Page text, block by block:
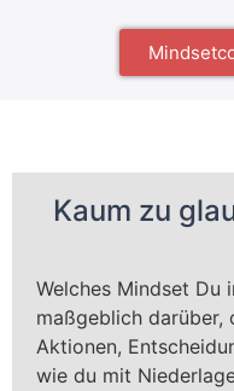
Kaum zu
Welches Mindset Du
maßgeblich
Aktionen,
wie du mit